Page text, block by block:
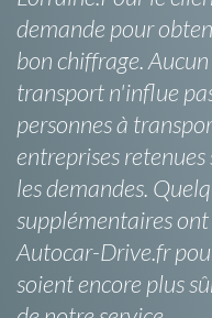
demande pour
bon chiffrage.
transport n'influe
personnes à
entreprises
les demandes.
supplémentaires ont
Autocar-Drive.fr
soient encore plus